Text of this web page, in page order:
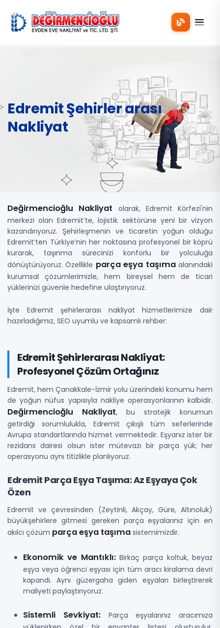
Mobil
Edremit Şehirler arası
Nakliyat
Değirmencioğlu Nakliyat olarak, Edremit Körfezi'nin
merkezi olan Edremit’te, lojistik sektörüne yeni bir vizyon
kazandırıyoruz. Şehirleşmenin ve ticaretin yoğun olduğu
Edremit’ten Türkiye’nin her noktasına profesyonel bir köprü
kurarak, taşınma sürecinizi konforlu bir yolculuğa
dönüştürüyoruz. Özellikle parça eşya taşımaalanındaki
kurumsal çözümlerimizle, hem bireysel hem de ticari
yüklerinizi güvenle hedefine ulaştırıyoruz.
İşte Edremit şehirlerarası nakliyat hizmetlerimize dair
hazırladığımız, SEO uyumlu ve kapsamlı rehber:
Edremit Şehirlerarası Nakliyat:
Profesyonel Çözüm Ortağınız
Edremit, hem Çanakkale-İzmir yolu üzerindeki konumu hem
de yoğun nüfus yapısıyla nakliye operasyonlarının kalbidir.
Değirmencioğlu Nakliyat, bu stratejik konumun
getirdiği sorumlulukla, Edremit çıkışlı tüm seferlerinde
Avrupa standartlarında hizmet vermektedir. Eşyanız ister bir
rezidans dairesi olsun ister mütevazı bir parça yük; her
operasyonu aynı titizlikle planlıyoruz.
Edremit Parça Eşya Taşıma: Az Eşyaya Çok
Özen
Edremit ve çevresinden (Zeytinli, Akçay, Güre, Altınoluk)
büyükşehirlere gitmesi gereken parça eşyalarınız için en
akılcı çözüm parça eşya taşıma sistemimizdir.
Ekonomik ve Mantıklı:Birkaç parça koltuk, beyaz
eşya veya öğrenci eşyası için tüm aracı kiralama devri
kapandı. Aynı güzergaha giden eşyaları birleştirerek
maliyeti paylaştırıyoruz.
Sistemli Sevkiyat:Parça eşyalarınız aracımıza